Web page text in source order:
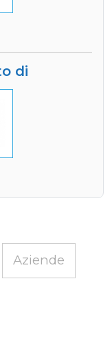
di
Aziende